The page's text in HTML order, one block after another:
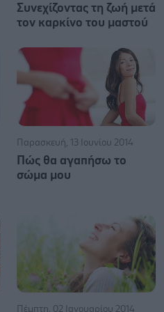
Συνεχίζοντας τη ζωή μετά
τον καρκίνο του μαστού
Παρασκευή, 13 Ιουνίου 2014
Πώς θα αγαπήσω το
σώμα μου
Πέμπτη, 02 Ιανουαρίου 2014